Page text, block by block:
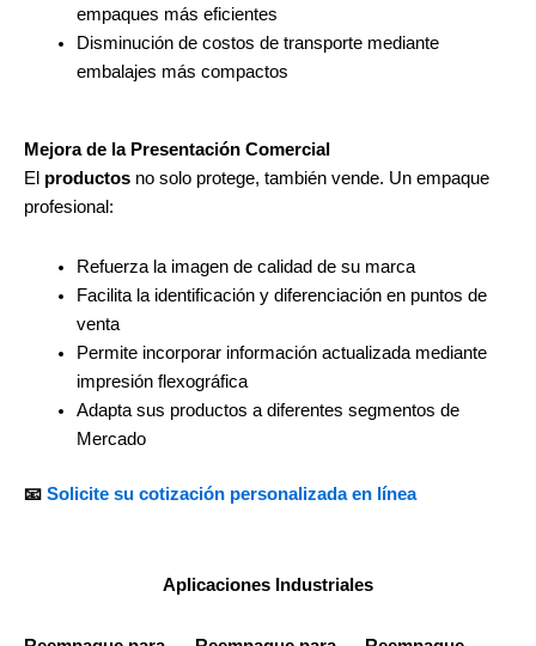
empaques más eficientes
Disminución de costos de transporte mediante
embalajes más compactos
Mejora de la Presentación Comercial
El productos no solo protege, también vende. Un empaque
profesional:
Refuerza la imagen de calidad de su marca
Facilita la identificación y diferenciación en puntos de
venta
Permite incorporar información actualizada mediante
impresión flexográfica
Adapta sus productos a diferentes segmentos de
Mercado
📧 Solicite su cotización personalizada en línea
Aplicaciones Industriales